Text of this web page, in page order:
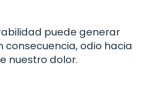
puede generar
consecuencia, odio hacia
nuestro dolor.